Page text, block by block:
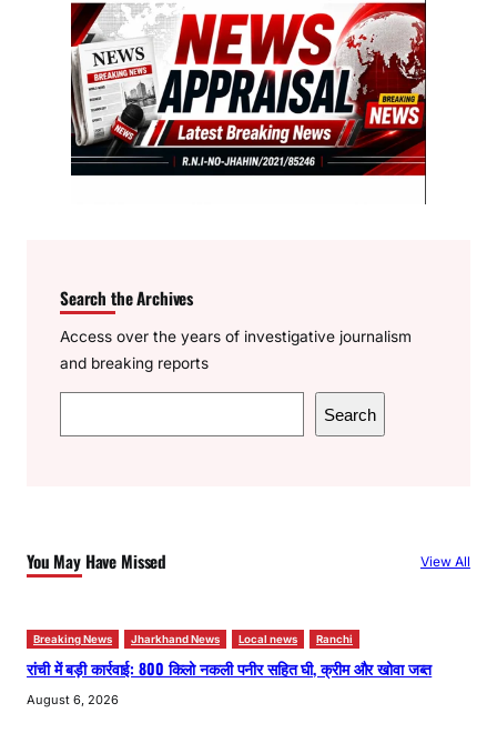
Search the Archives
Access over the years of investigative journalism
and breaking reports
e
h
Search
You May Have Missed View All
Breaking News Jharkhand News Local news Ranchi
रांची में बड़ी कार्रवाई: 800 किलो नकली पनीर सहित घी, क्रीम और खोवा जब्त
August 6, 2026